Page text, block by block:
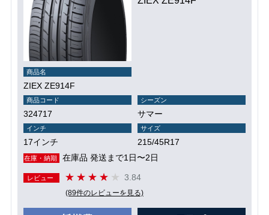
商品名
ZIEX ZE914F
商品コード
324717
シーズン
サマー
インチ
17インチ
サイズ
215/45R17
在庫・納期 在庫品 発送まで1日〜2日
レビュー 3.84
(89件のレビューを見る)